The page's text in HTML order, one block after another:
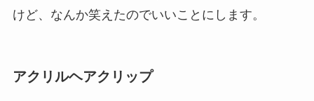
けど、なんか笑えたのでいいことにします。
アクリルヘアクリップ